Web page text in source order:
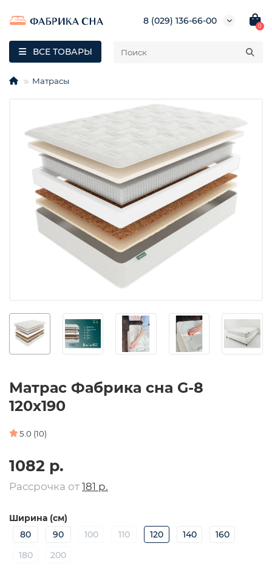
8 (029) 136-66-00
0
ВСЕ ТОВАРЫ
Матрасы
Матрас Фабрика сна G-8
120х190
5.0 (10)
1082 р.
Рассрочка от 181 р.
Ширина (см)
80
90 100 110 120 140
160
180
200